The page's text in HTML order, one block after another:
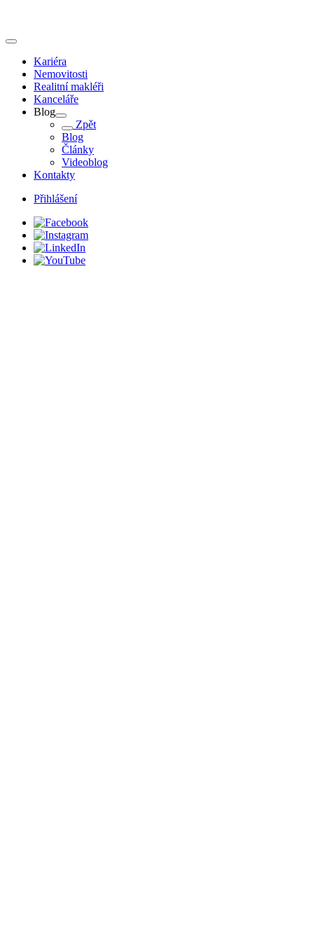
Kariéra
Nemovitosti
Realitní makléři
Kanceláře
Blog
Zpět
Blog
Články
Videoblog
Kontakty
Přihlášení